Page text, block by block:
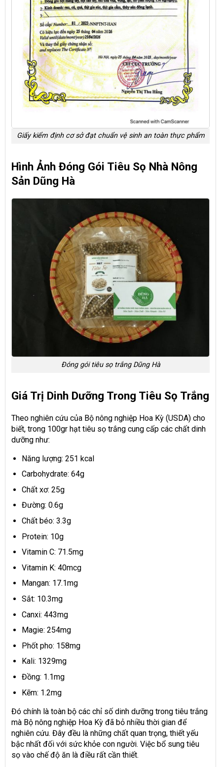
Giấy kiểm định cơ sở đạt chuẩn vệ sinh an toàn thực phẩm
Hình Ảnh Đóng Gói Tiêu Sọ Nhà Nông
Sản Dũng Hà
Đóng gói tiêu sọ trắng Dũng Hà
Giá Trị Dinh Dưỡng Trong Tiêu Sọ Trắng
Theo nghiên cứu của Bộ nông nghiệp Hoa Kỳ (USDA) cho
biết, trong 100gr hạt tiêu sọ trắng cung cấp các chất dinh
dưỡng như:
Năng lượng: 251 kcal
Carbohydrate: 64g
Chất xơ: 25g
Đường: 0.6g
Chất béo: 3.3g
Protein: 10g
Vitamin C: 71.5mg
Vitamin K: 40mcg
Mangan: 17.1mg
Sắt: 10.3mg
Canxi: 443mg
Magie: 254mg
Phốt pho: 158mg
Kali: 1329mg
Đồng: 1.1mg
Kẽm: 1.2mg
Đó chính là toàn bộ các chỉ số dinh dưỡng trong tiêu trắng
mà Bộ nông nghiệp Hoa Kỳ đã bỏ nhiều thời gian để
nghiên cứu. Đây đều là những chất quan trọng, thiết yếu
bậc nhất đối với sức khỏe con người. Việc bổ sung tiêu
sọ vào chế độ ăn là điều rất cần thiết.